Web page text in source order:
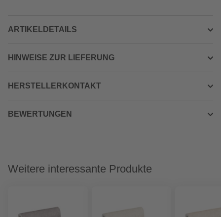
ARTIKELDETAILS
HINWEISE ZUR LIEFERUNG
HERSTELLERKONTAKT
BEWERTUNGEN
Weitere interessante Produkte